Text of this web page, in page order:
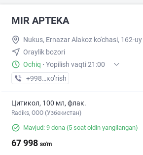
MIR APTEKA
Nukus, Ernazar Alakoz ko'chasi, 162-uy
Oraylik bozori
Ochiq · Yopilish vaqti 21:00
+998 (90) XXX-XX-XX
кo’rish
Цитикол, 100 мл, флак.
Radiks, ООО (Узбекистан)
Mavjud: 9 dona (5 soat oldin yangilangan)
67 998 so'm